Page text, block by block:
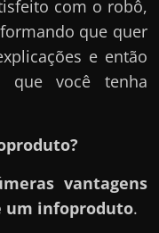
com o robô,
que quer
e então
que você tenha
vantagens
um infoproduto.